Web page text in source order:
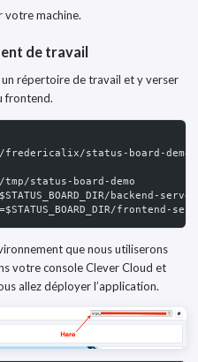
votre machine.
de travail
répertoire de travail et y verser
frontend.
status-board-
tmp/status-board-demo
backend-server
frontend-
que nous utiliserons
votre console Clever Cloud et
allez déployer l’application.